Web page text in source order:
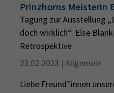
Prinzhorns Meisterin
Tagung zur Ausstellung
doch wirklich“. Else
Retrospektive
23.02.2023 | Allgemein
Liebe Freund*innen